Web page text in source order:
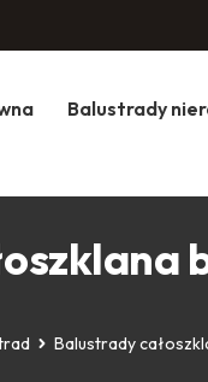
Balustrady
Balustrady